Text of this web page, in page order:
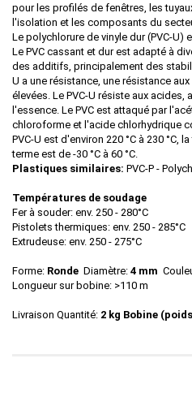
pour les profilés de fenêtres, les
l'isolation et les composants du
Le polychlorure de vinyle dur (PVC-U)
Le PVC cassant et dur est adapté à
des additifs, principalement des
U a une résistance, une résistance
élevées. Le PVC-U résiste aux acides,
l'essence. Le PVC est attaqué par
chloroforme et l'acide chlorhydrique
PVC-U est d'environ 220 °C à 230 °C,
terme est de -30 °C à 60 °C.
Plastiques similaires: PVC-P -
Températures de soudage
Fer à souder: env. 250 - 280°C
Pistolets thermiques: env. 250 - 285°C
Extrudeuse: env. 250 - 275°C
Forme: Ronde Diamètre: 4 mm
Longueur sur bobine: >110 m
Livraison Quantité: 2 kg Bobine